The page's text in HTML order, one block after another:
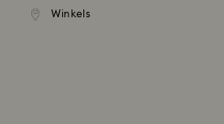
Lijst met toegangscodes
Winkelsvanaf EUR 99